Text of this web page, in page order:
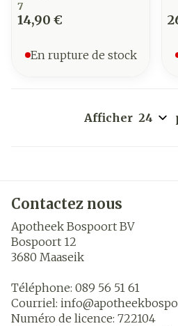
7
14,90 €
En rupture de stock
Afficher
Contactez nous
Apotheek Bospoort BV
Bospoort 12
3680 Maaseik
Téléphone: 089 56 51 61
Courriel: info@
Numéro de licence: 722104